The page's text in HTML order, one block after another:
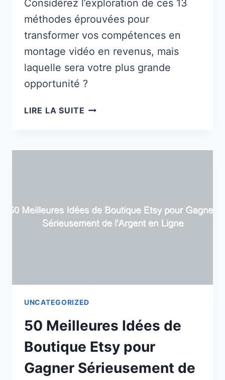
Considérez l’exploration de ces 13
méthodes éprouvées pour
transformer vos compétences en
montage vidéo en revenus, mais
laquelle sera votre plus grande
opportunité ?
LIRE LA SUITE 13
MONTANT
DES
UNCATEGORIZED
50 Meilleures Idées de
Boutique Etsy pour
Gagner Sérieusement de